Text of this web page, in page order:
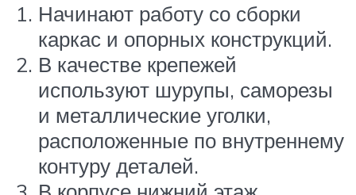
Начинают работу со сборки
каркас и опорных конструкций.
В качестве крепежей
используют шурупы, саморезы
и металлические уголки,
расположенные по внутреннему
контуру деталей.